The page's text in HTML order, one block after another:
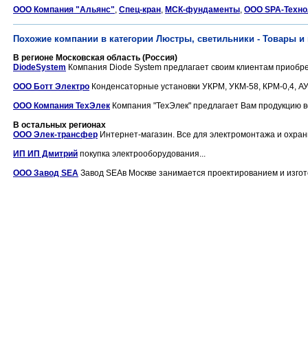
ООО Компания "Альянс", Спец-кран, МСК-фундаменты, ООО SPA-
Похожие компании в категории Люстры, светильники - Товары и
В регионе Московская область (Россия)
DiodeSystem Компания Diode System предлагает своим клиентам
ООО Ботт Электро Конденсаторные установки УКРМ, УКМ-58, КРМ-0,4,
ООО Компания ТехЭлек Компания "ТехЭлек" предлагает Вам продукцию
В остальных регионах
ООО Элек-трансфер Интернет-магазин. Вcе для электромонтажа и
ИП ИП Дмитрий покупка электрооборудования...
ООО Завод SEA Завод SEAв Москве занимается проектированием и